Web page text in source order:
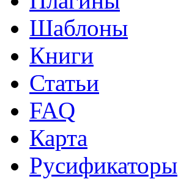
Шаблоны
Книги
Статьи
FAQ
Карта
Русификаторы